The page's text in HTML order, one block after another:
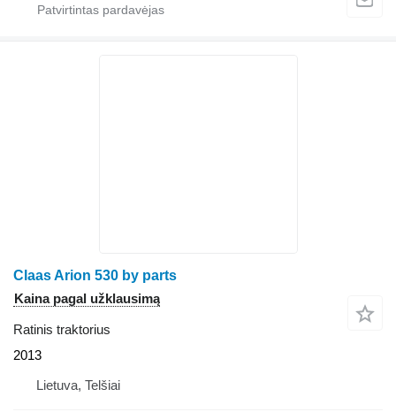
Claas Arion 530 by parts
Kaina pagal užklausimą
Ratinis traktorius
2013
Lietuva, Telšiai